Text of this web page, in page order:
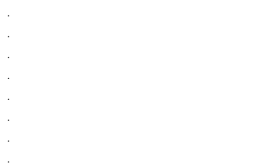
.
.
.
.
.
.
.
.